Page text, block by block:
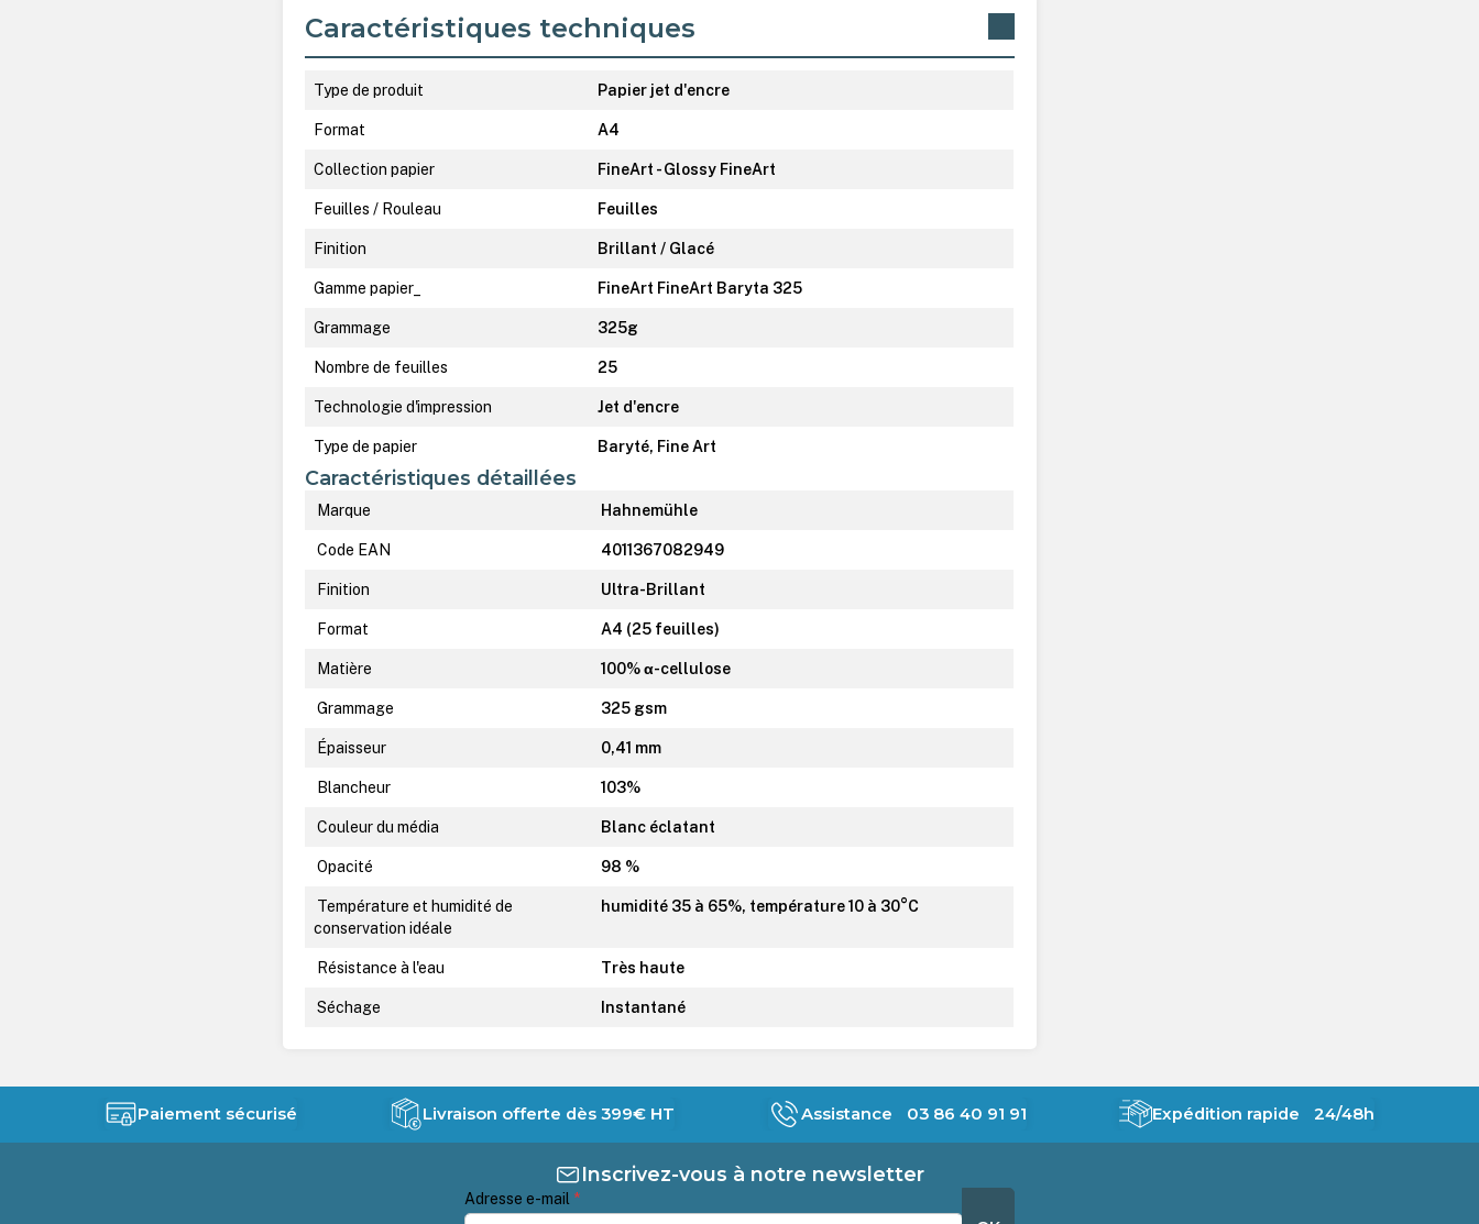
Caractéristiques techniques
Type de produit Papier jet d'encre
Format A4
Collection papier FineArt - Glossy FineArt
Feuilles / Rouleau Feuilles
Finition Brillant / Glacé
Gamme papier_ FineArt FineArt Baryta 325
Grammage 325g
Nombre de feuilles 25
Technologie d'impression Jet d'encre
Type de papier Baryté, Fine Art
Caractéristiques détaillées
Marque Hahnemühle
Code EAN 4011367082949
Finition Ultra-Brillant
Format A4 (25 feuilles)
Matière 100% α-cellulose
Grammage 325 gsm
Épaisseur 0,41 mm
Blancheur 103%
Couleur du média Blanc éclatant
Opacité 98 %
Température et humidité de
conservation idéale
humidité 35 à 65%, température 10 à 30°C
Résistance à l'eau Très haute
Séchage Instantané
Paiement sécurisé Livraison offerte dès 399€ HT Assistance 03 86 40 91 91 Expédition rapide 24/48h
Inscrivez-vous à notre newsletter
Adresse e-mail *